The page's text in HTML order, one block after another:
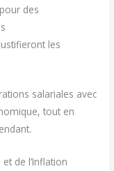
des
les
salariales avec
tout en
de l’Inflation